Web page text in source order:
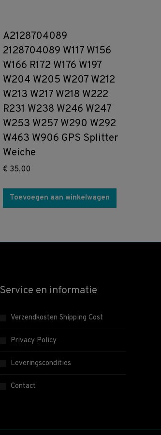
A2128704089
2128704089 W117 W156
W166 R172 W176 W197
W204 W205 W207 W212
W213 W217 W218 W222
R231 W238 W246 W247
W253 W257 W290 W292
W463 W906 GPS Splitter
Weiche
€ 35,00
Toevoegen aan winkelwagen
Service en informatie
Verzendkosten Shipping Cost
Privacy Policy
Leveringscondities
Contact